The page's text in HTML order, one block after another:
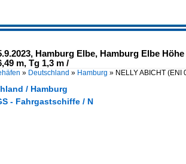
Hamburg Elbe, Hamburg Elbe
m, Tg 1,3 m /
» Deutschland » Hamburg » NELLY ABICHT
/ Hamburg
- Fahrgastschiffe / N